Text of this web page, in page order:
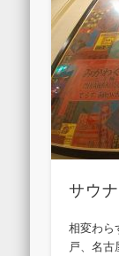
サウ
相変わら
戸、名